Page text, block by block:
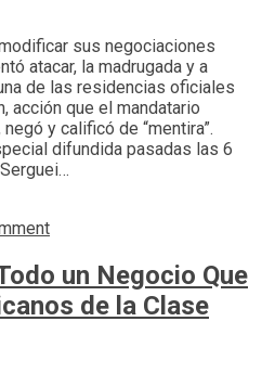
sus negociaciones
atacar, la madrugada y a
de las residencias oficiales
acción que el mandatario
y calificó de “mentira”.
difundida pasadas las 6
un Negocio Que
de la Clase